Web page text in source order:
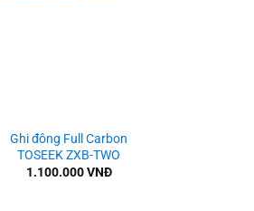
Ghi đông Full Carbon
TOSEEK ZXB-TWO
1.100.000VNĐ